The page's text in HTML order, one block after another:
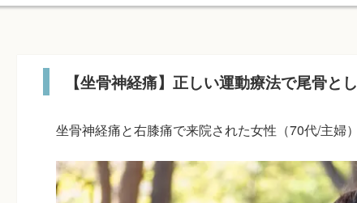
【坐骨神経痛】正しい運動療法で尾骨と
坐骨神経痛と右膝痛で来院された女性（70代/主婦